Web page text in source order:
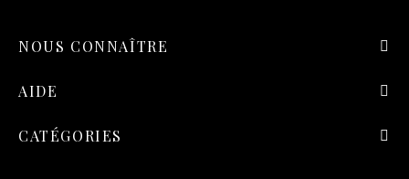
NOUS CONNAÎTRE
AIDE
CATÉGORIES